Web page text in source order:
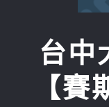
台中
【